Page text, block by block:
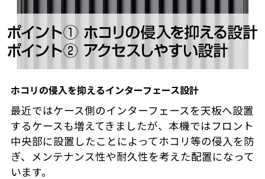
ホコリの侵入を抑えるインターフェース設計
最近ではケース側のインターフェースを天板へ設置
するケースも増えてきましたが、本機ではフロント
中央部に設置したことによってホコリ等の侵入を防
ぎ、メンテナンス性や耐久性を考えた配置になって
います。